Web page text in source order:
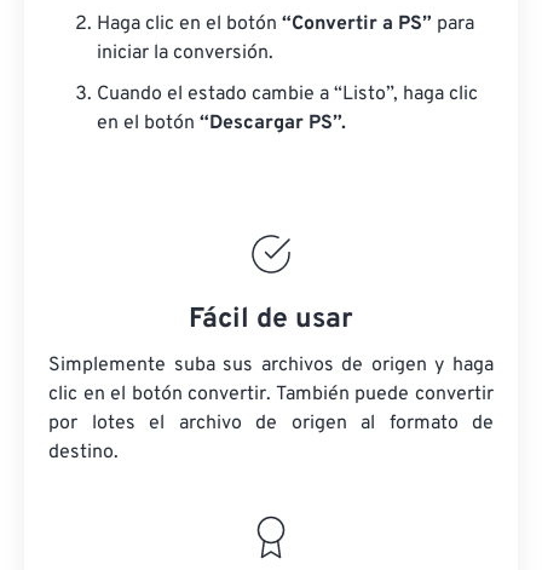
Haga clic en el botón “Convertir a PS” para
iniciar la conversión.
Cuando el estado cambie a “Listo”, haga clic
en el botón “Descargar PS”.
Fácil de usar
Simplemente suba sus archivos de origen y haga
clic en el botón convertir. También puede convertir
por lotes el archivo de origen al formato de
destino.